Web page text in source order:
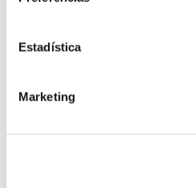
Estadística
Marketing
OPINION